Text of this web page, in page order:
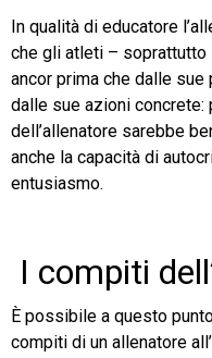
In qualità di educatore
che gli atleti – soprattutto
ancor prima che dalle
dalle sue azioni concrete:
dell’allenatore sarebbe
anche la capacità di
entusiasmo.
I compiti
È possibile a questo
compiti di un allenatore